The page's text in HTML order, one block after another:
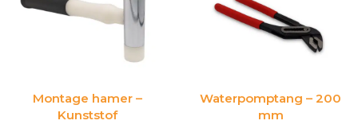
Montage hamer –
Kunststof
Waterpomptang – 200
mm